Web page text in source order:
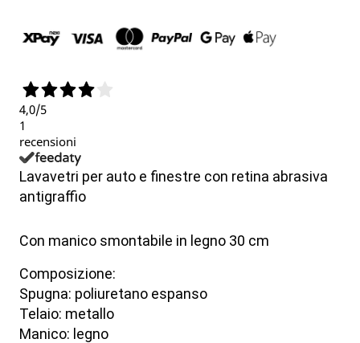
4,0/5
1
recensioni
Lavavetri per auto e finestre con retina abrasiva
antigraffio
Con manico smontabile in legno 30 cm
Composizione:
Spugna: poliuretano espanso
Telaio: metallo
Manico: legno